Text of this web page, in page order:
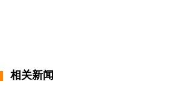
相关新闻